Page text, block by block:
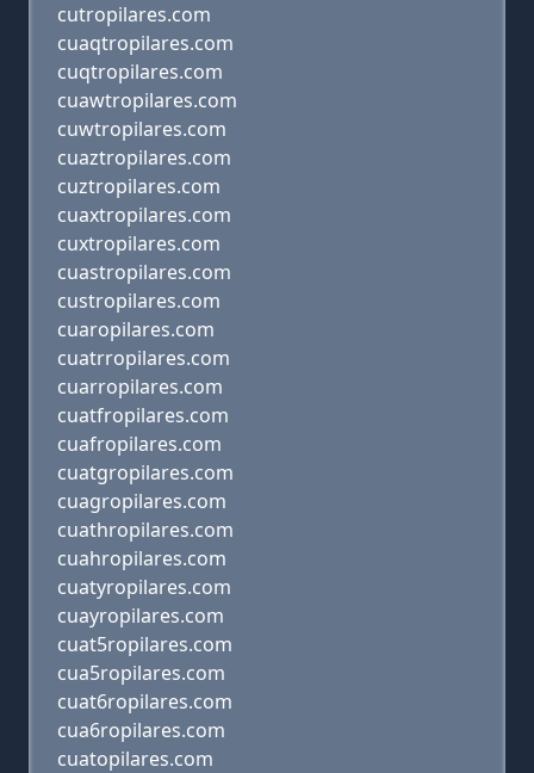
cutropilares.com
cuaqtropilares.com
cuqtropilares.com
cuawtropilares.com
cuwtropilares.com
cuaztropilares.com
cuztropilares.com
cuaxtropilares.com
cuxtropilares.com
cuastropilares.com
custropilares.com
cuaropilares.com
cuatrropilares.com
cuarropilares.com
cuatfropilares.com
cuafropilares.com
cuatgropilares.com
cuagropilares.com
cuathropilares.com
cuahropilares.com
cuatyropilares.com
cuayropilares.com
cuat5ropilares.com
cua5ropilares.com
cuat6ropilares.com
cua6ropilares.com
cuatopilares.com